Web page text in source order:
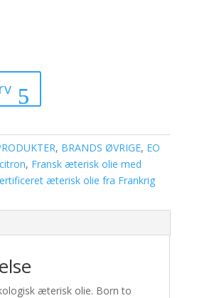
, BRANDS ØVRIGE, EO
, Fransk æterisk olie med
æterisk olie fra Frankrig
æterisk olie. Born to